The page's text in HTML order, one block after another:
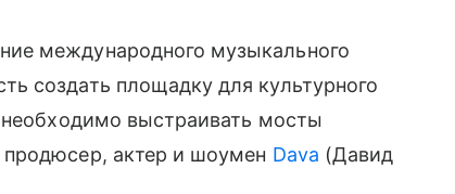
международного музыкального
создать площадку для культурного
выстраивать мосты
продюсер, актер и шоумен Dava (Давид